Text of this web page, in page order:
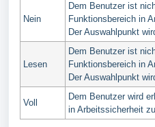
Nein
Dem Benutzer ist
Funktionsbereich in
Der Auswahlpunkt
Lesen
Dem Benutzer ist
Funktionsbereich in
Der Auswahlpunkt
Voll
Dem Benutzer wird
in Arbeitssicherheit